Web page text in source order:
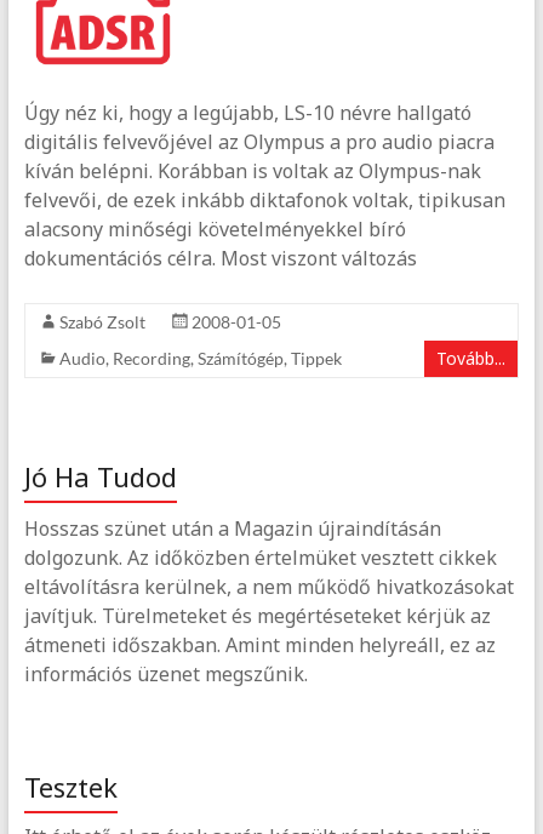
Úgy néz ki, hogy a legújabb, LS-10 névre hallgató
digitális felvevőjével az Olympus a pro audio piacra
kíván belépni. Korábban is voltak az Olympus-nak
felvevői, de ezek inkább diktafonok voltak, tipikusan
alacsony minőségi követelményekkel bíró
dokumentációs célra. Most viszont változás
Szabó Zsolt
2008-01-05
Audio, Recording, Számítógép, Tippek Tovább...
Jó Ha Tudod
Hosszas szünet után a Magazin újraindításán
dolgozunk. Az időközben értelmüket vesztett cikkek
eltávolításra kerülnek, a nem működő hivatkozásokat
javítjuk. Türelmeteket és megértéseteket kérjük az
átmeneti időszakban. Amint minden helyreáll, ez az
információs üzenet megszűnik.
Tesztek